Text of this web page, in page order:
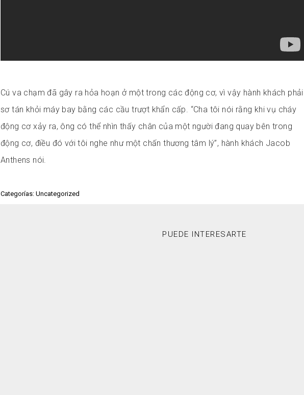
Cú va chạm đã gây ra hỏa hoạn ở một trong các động cơ, vì vậy hành khách phải
sơ tán khỏi máy bay bằng các cầu trượt khẩn cấp. “Cha tôi nói rằng khi vụ cháy
động cơ xảy ra, ông có thể nhìn thấy chân của một người đang quay bên trong
động cơ, điều đó với tôi nghe như một chấn thương tâm lý”, hành khách Jacob
Anthens nói.
Categorías: Uncategorized
PUEDE INTERESARTE